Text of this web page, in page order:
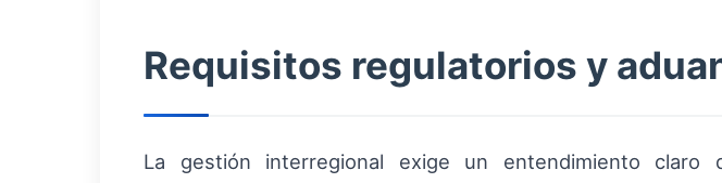
Requisitos regulatorios y
La gestión interregional exige un entendimiento